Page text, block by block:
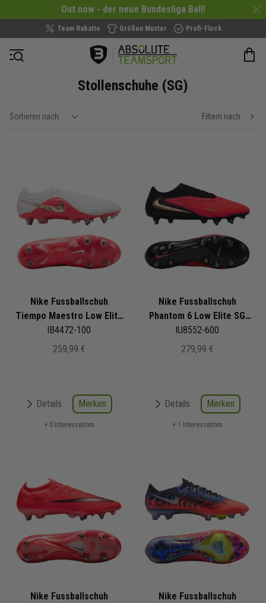
Out now - der neue Bundesliga Ball!
Team Rabatte Größen Muster Profi-Flock
Navigation öffnen
Stollenschuhe (SG)
Sortieren nach: show filteroptions Filtern nach
Nike Fussballschuh
Tiempo Maestro Low Elite
SG Pro Break´EM Pack
IB4472-100
259,99 €
Details Merken
+ 0 Interessenten
Nike Fussballschuh
Phantom 6 Low Elite SG
Pro Break EM Pack
IU8552-600
279,99 €
Details Merken
+ 1 Interessenten
Nike Fussballschuh
Nike Fussballschuh